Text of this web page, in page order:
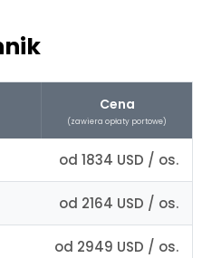
Cena
(zawiera opłaty portowe)
od 1834 USD / os.
od 2164 USD / os.
od 2949 USD / os.